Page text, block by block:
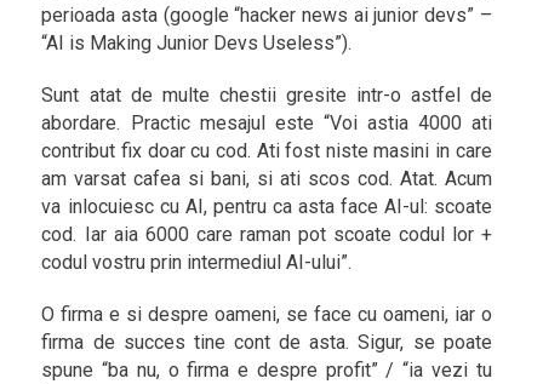
perioada asta (google “hacker news ai junior devs” –
“AI is Making Junior Devs Useless”).
Sunt atat de multe chestii gresite intr-o astfel de
abordare. Practic mesajul este “Voi astia 4000 ati
contribut fix doar cu cod. Ati fost niste masini in care
am varsat cafea si bani, si ati scos cod. Atat. Acum
va inlocuiesc cu AI, pentru ca asta face AI-ul: scoate
cod. Iar aia 6000 care raman pot scoate codul lor +
codul vostru prin intermediul AI-ului”.
O firma e si despre oameni, se face cu oameni, iar o
firma de succes tine cont de asta. Sigur, se poate
spune “ba nu, o firma e despre profit” / “ia vezi tu